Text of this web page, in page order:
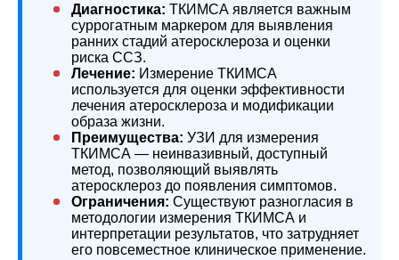
Диагностика: ТКИМСА является важным
суррогатным маркером для выявления
ранних стадий атеросклероза и оценки
риска ССЗ.
Лечение: Измерение ТКИМСА
используется для оценки эффективности
лечения атеросклероза и модификации
образа жизни.
Преимущества: УЗИ для измерения
ТКИМСА — неинвазивный, доступный
метод, позволяющий выявлять
атеросклероз до появления симптомов.
Ограничения: Существуют разногласия в
методологии измерения ТКИМСА и
интерпретации результатов, что затрудняет
его повсеместное клиническое применение.